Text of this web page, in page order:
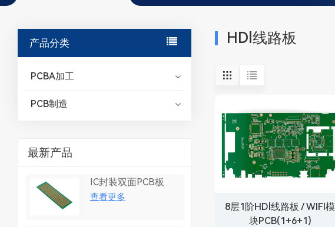
产品分类
PCBA加工
PCB制造
最新产品
IC封装双面PCB板
查看更多
HDl线路板
8层1阶HDl线路板 / WIFI模
块PCB(1+6+1)